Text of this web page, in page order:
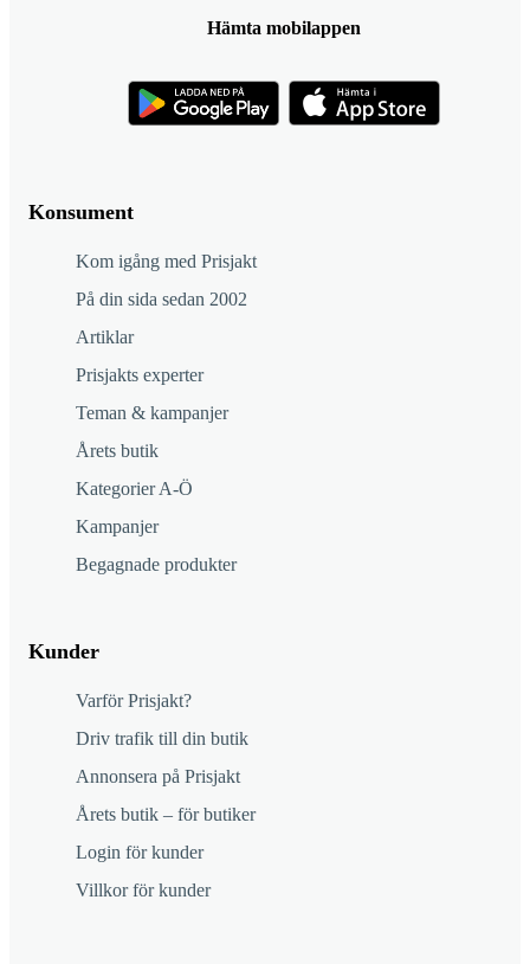
Konsument
Kom igång med Prisjakt
På din sida sedan 2002
Artiklar
Prisjakts experter
Teman & kampanjer
Årets butik
Kategorier A-Ö
Kampanjer
Begagnade produkter
Kunder
Varför Prisjakt?
Driv trafik till din butik
Annonsera på Prisjakt
Årets butik – för butiker
Login för kunder
Villkor för kunder
Hämta mobilappen